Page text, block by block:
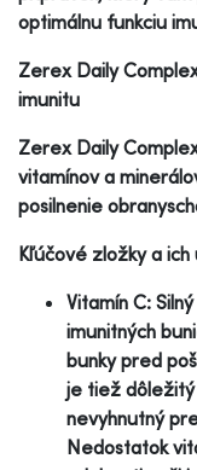
optimálnu funkciu
Zerex Daily
imunitu
Zerex Daily
vitamínov a
posilnenie
Kľúčové zložky a ich
Vitamín C:
imunitných
bunky pred
je tiež
nevyhnutný
Nedostatok